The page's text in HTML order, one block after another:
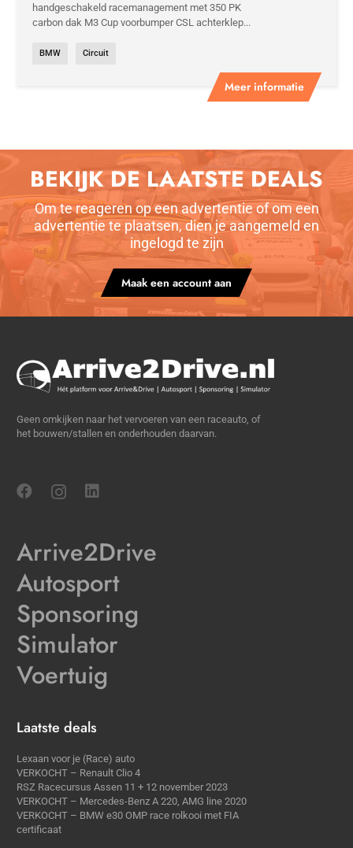
Meer informatie
handgeschakeld racemanagement met 350 PK
carbon dak M3 Cup voorbumper CSL achterklep...
BMW Circuit
BEKIJK DE LAATSTE DEALS
Om te reageren op een advertentie of om een
advertentie te plaatsen, dien je aangemeld en
ingelogd te zijn
Maak een account aan
Geen omkijken naar het vervoeren van een raceauto, of
het bouwen/stallen en onderhouden daarvan.
Arrive2Drive
Autosport
Sponsoring
Simulator
Voertuig
Laatste deals
Lexaan voor je (Race) auto
VERKOCHT – Renault Clio 4
RSZ Racecursus Assen 11 + 12 november 2023
VERKOCHT – Mercedes-Benz A 220, AMG line 2020
VERKOCHT – BMW e30 OMP race rolkooi met FIA
certificaat